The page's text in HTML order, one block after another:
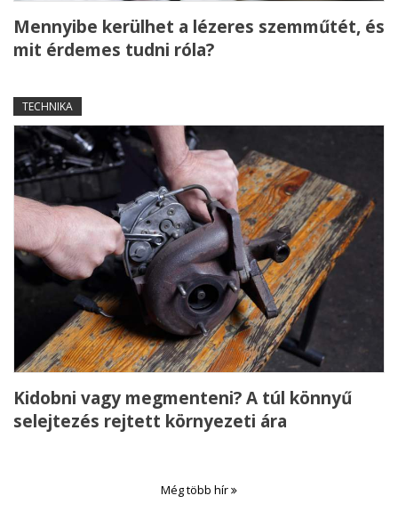
Mennyibe kerülhet a lézeres szemműtét, és
mit érdemes tudni róla?
TECHNIKA
Kidobni vagy megmenteni? A túl könnyű
selejtezés rejtett környezeti ára
Még több hír